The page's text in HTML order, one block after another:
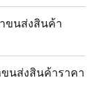
ขนส่งสินค้า
นส่งสินค้าราคา